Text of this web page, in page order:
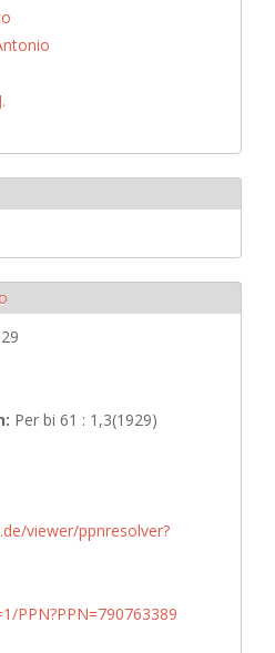
Per bi 61 : 1,3(1929)
viewer/ppnresolver?
PPN?PPN=790763389